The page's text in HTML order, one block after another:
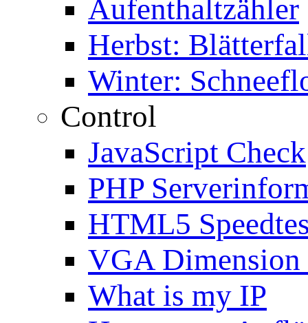
Aufenthaltzähler
Herbst:
Winter:
Control
JavaScript Check
PHP
HTML5
VGA Dimension
What is my IP